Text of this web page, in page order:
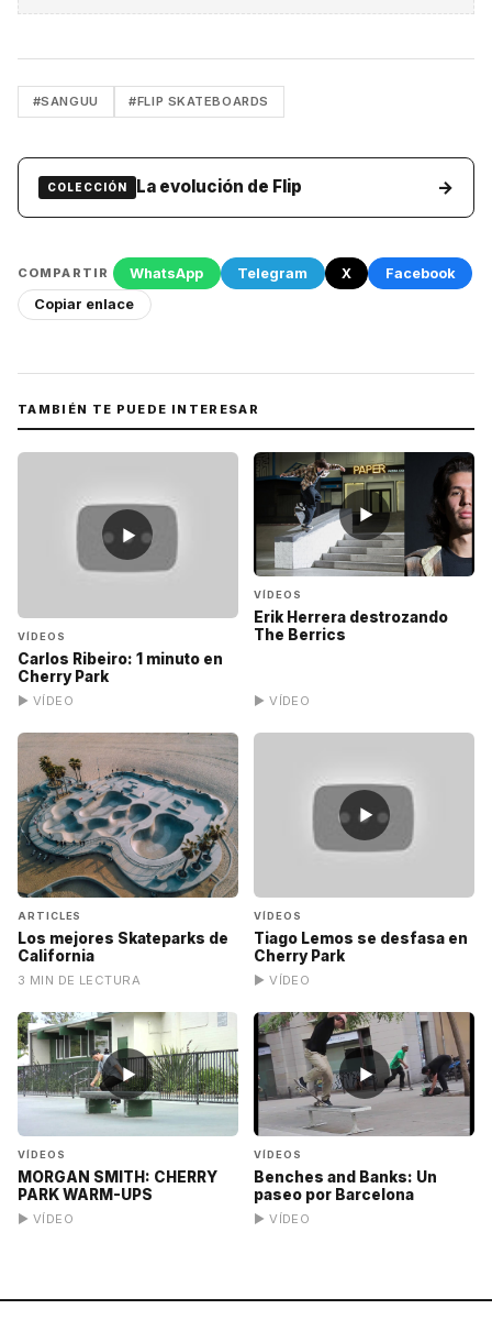
#SANGUU #FLIP SKATEBOARDS
COLECCIÓN La evolución de Flip →
COMPARTIR WhatsApp Telegram X
Facebook
Copiar enlace
TAMBIÉN TE PUEDE INTERESAR
▶
VÍDEOS
Carlos Ribeiro: 1 minuto en
Cherry Park
▶ VÍDEO
▶
VÍDEOS
Erik Herrera destrozando
The Berrics
▶ VÍDEO
ARTICLES
Los mejores Skateparks de
California
3 MIN DE LECTURA
▶
VÍDEOS
Tiago Lemos se desfasa en
Cherry Park
▶ VÍDEO
▶
VÍDEOS
MORGAN SMITH: CHERRY
PARK WARM-UPS
▶ VÍDEO
▶
VÍDEOS
Benches and Banks: Un
paseo por Barcelona
▶ VÍDEO